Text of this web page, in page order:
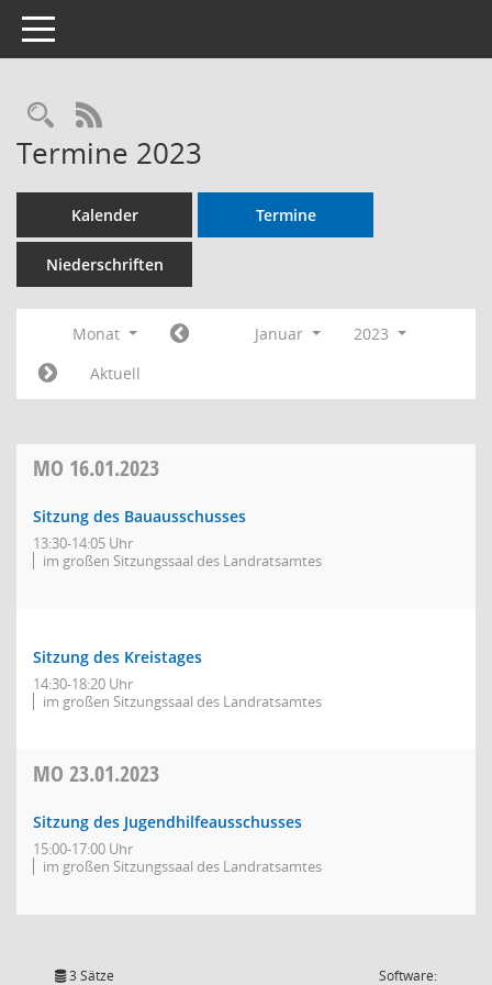
Toggle navigation
RSS-Feed
Termine 2023
Kalender Termine
Niederschriften
Monat Januar
2023
Aktuell
MO 16.01.2023
Sitzung des Bauausschusses
13:30-14:05 Uhr
im großen Sitzungssaal des Landratsamtes
Sitzung des Kreistages
14:30-18:20 Uhr
im großen Sitzungssaal des Landratsamtes
MO 23.01.2023
Sitzung des Jugendhilfeausschusses
15:00-17:00 Uhr
im großen Sitzungssaal des Landratsamtes
3 Sätze Software: